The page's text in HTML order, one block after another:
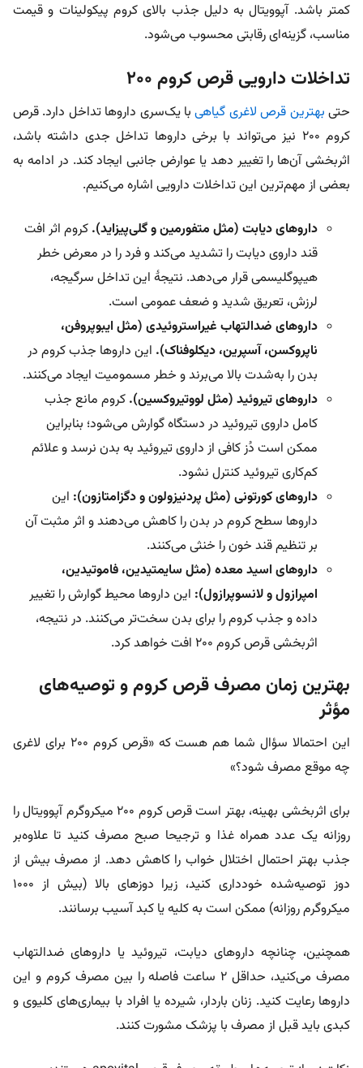
کمتر باشد. آپوویتال به دلیل جذب بالای کروم پیکولینات و قیمت
مناسب، گزینه‌ای رقابتی محسوب می‌شود.
تداخلات دارویی قرص کروم ۲۰۰
حتی بهترین قرص لاغری گیاهیبا یک‌سری داروها تداخل دارد. قرص
کروم 200 نیز می‌تواند با برخی داروها تداخل جدی داشته باشد،
اثربخشی آن‌ها را تغییر دهد یا عوارض جانبی ایجاد کند. در ادامه به
بعضی از مهم‌ترین این تداخلات دارویی اشاره می‌کنیم.
داروهای دیابت (مثل متفورمین و گلی‌پیزاید). کروم اثر افت
قند داروی دیابت را تشدید می‌کند و فرد را در معرض خطر
هیپوگلیسمی قرار می‌دهد. نتیجۀ این تداخل سرگیجه،
لرزش، تعریق شدید و ضعف عمومی است.
داروهای ضدالتهاب غیراستروئیدی (مثل ایبوپروفن،
ناپروکسن، آسپرین، دیکلوفناک). این داروها جذب کروم در
بدن را به‌شدت بالا می‌برند و خطر مسمومیت ایجاد می‌کنند.
داروهای تیروئید (مثل لووتیروکسین). کروم مانع جذب
کامل داروی تیروئید در دستگاه گوارش می‌شود؛ بنابراین
ممکن است دُز کافی از داروی تیروئید به بدن نرسد و علائم
کم‌کاری تیروئید کنترل نشود.
داروهای کورتونی (مثل پردنیزولون و دگزامتازون): این
داروها سطح کروم در بدن را کاهش می‌دهند و اثر مثبت آن
بر تنظیم قند خون را خنثی می‌کنند.
داروهای اسید معده (مثل سایمتیدین، فاموتیدین،
امپرازول و لانسوپرازول): این داروها محیط گوارش را تغییر
داده و جذب کروم را برای بدن سخت‌تر می‌کنند. در نتیجه،
اثربخشی قرص کروم 200 افت خواهد کرد.
بهترین زمان مصرف قرص کروم و توصیه‌های
مؤثر
این احتمالا سؤال شما هم هست که «
قرص کروم ۲۰۰ برای لاغری
چه موقع مصرف شود؟»
برای اثربخشی بهینه، بهتر است قرص کروم 200 میکروگرم آپوویتال را
روزانه یک عدد همراه غذا و ترجیحا صبح مصرف کنید تا علاوه‌بر
جذب بهتر احتمال اختلال خواب را کاهش دهد. از مصرف بیش از
دوز توصیه‌شده خودداری کنید، زیرا دوزهای بالا (بیش از 1000
میکروگرم روزانه) ممکن است به کلیه یا کبد آسیب برسانند.
همچنین، چنانچه داروهای دیابت، تیروئید یا داروهای ضدالتهاب
مصرف می‌کنید، حداقل 2 ساعت فاصله را بین مصرف کروم و این
داروها رعایت کنید. زنان باردار، شیرده یا افراد با بیماری‌های کلیوی و
کبدی باید قبل از مصرف با پزشک مشورت کنند.